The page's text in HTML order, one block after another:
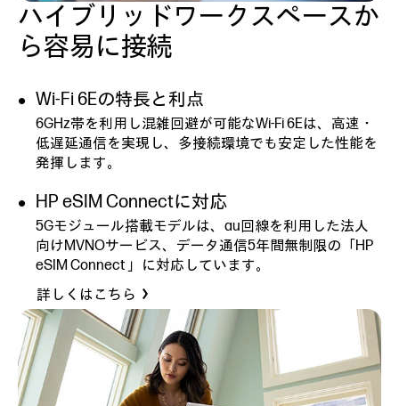
ハイブリッドワークスペースか
ら容易に接続
Wi-Fi 6Eの特長と利点
6GHz帯を利用し混雑回避が可能なWi-Fi 6Eは、高速・
低遅延通信を実現し、多接続環境でも安定した性能を
発揮します。
HP eSIM Connectに対応
5Gモジュール搭載モデルは、au回線を利用した法人
向けMVNOサービス、データ通信5年間無制限の「HP
eSIM Connect 」に対応しています。
詳しくはこちら